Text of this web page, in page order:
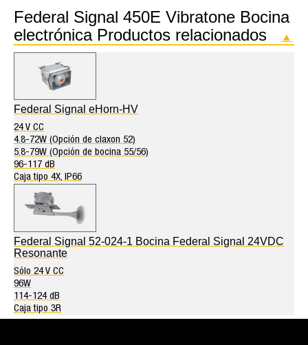
Federal Signal 450E Vibratone Bocina
electrónica Productos relacionados
▲
Federal Signal eHorn-HV
24 V CC
4.8-72W (Opción de claxon 52)
5.8-79W (Opción de bocina 55/56)
96-117 dB
Caja tipo 4X, IP66
Federal Signal 52-024-1 Bocina Federal Signal 24VDC
Resonante
Sólo 24 V CC
96W
114-124 dB
Caja tipo 3R